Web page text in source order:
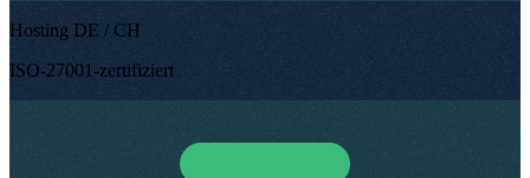
Hosting DE / CH
ISO-27001-zertifiziert